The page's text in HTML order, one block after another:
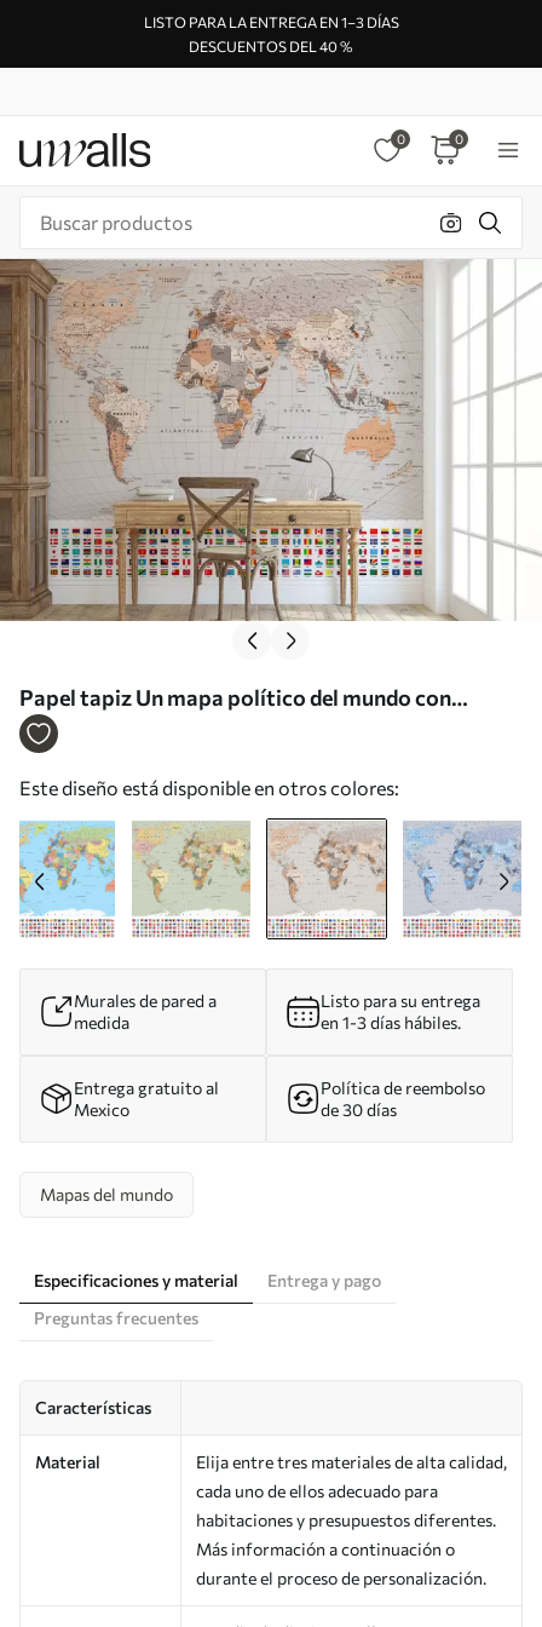
LISTO PARA LA ENTREGA EN 1–3 DÍAS
DESCUENTOS DEL 40 %
0 0
Papel tapiz Un mapa político del mundo con
banderas en tonos marrones y beige. En polaco Nr.
Este diseño está disponible en otros colores:
Murales de pared a
medida
Listo para su entrega
en 1-3 días hábiles.
Entrega gratuito al
Mexico
Política de reembolso
de 30 días
Mapas del mundo
Especificaciones y material
Entrega y pago
Preguntas frecuentes
Características
Material
Elija entre tres materiales de alta calidad,
cada uno de ellos adecuado para
habitaciones y presupuestos diferentes.
Más información a continuación o
durante el proceso de personalización.